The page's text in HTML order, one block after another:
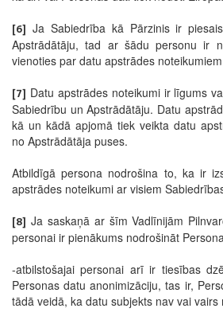
[6] Ja Sabiedrība kā Pārzinis ir
Apstrādātāju, tad ar šādu personu ir
vienoties par datu apstrādes
[7] Datu apstrādes noteikumi ir līgums
Sabiedrību un Apstrādātāju. Datu
kā un kādā apjomā tiek veikta datu
no Apstrādātāja puses.
Atbildīgā persona nodrošina to, ka ir
apstrādes noteikumi ar visiem
[8] Ja saskaņā ar šīm Vadlīnijām
personai ir pienākums nodrošināt
-atbilstošajai personai arī ir tiesības
Personas datu anonimizāciju, tas ir,
tādā veidā, ka datu subjekts nav vai vairs